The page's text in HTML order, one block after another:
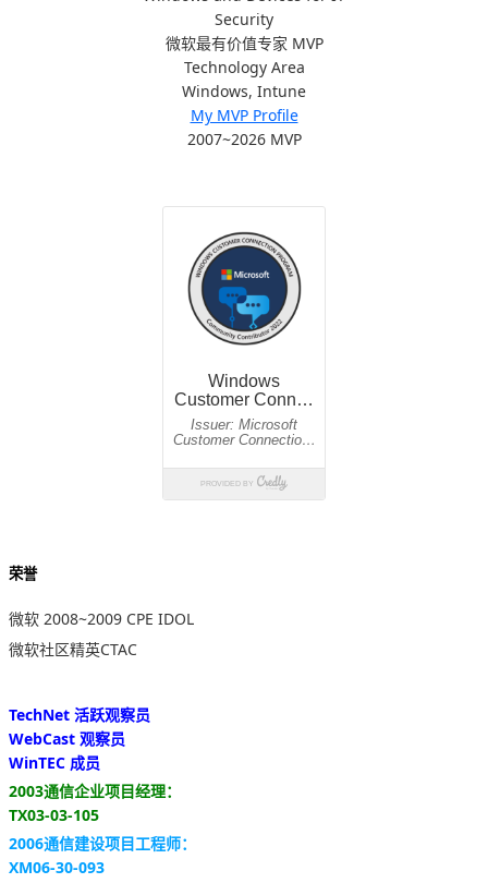
Security
微软最有价值专家 MVP
Technology Area
Windows, Intune
My MVP Profile
2007~2026 MVP
荣誉
微软 2008~2009 CPE IDOL
微软社区精英CTAC
TechNet 活跃观察员
WebCast 观察员
WinTEC 成员
2003通信企业项目经理：
TX03-03-105
2006通信建设项目工程师：
XM06-30-093